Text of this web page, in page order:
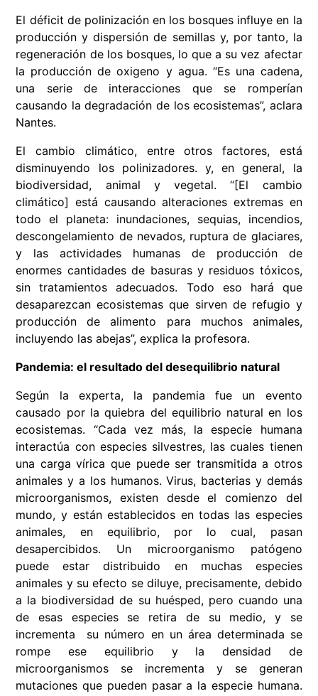
El déficit de polinización en los bosques influye en la
producción y dispersión de semillas y, por tanto, la
regeneración de los bosques, lo que a su vez afectar
la producción de oxigeno y agua​​. “Es una cadena,
una serie de interacciones que se romperían
causando la degradación de los ecosistemas”, aclara
Nantes. ​
El cambio climático, entre otros factores, está
disminuyendo los polinizadores. y, en general, la
biodiversidad, animal y vegetal. “[El cambio
climático] está causando alteraciones extremas en
todo el planeta: inundaciones, sequias, incendios,
descongelamiento de nevados, ruptura de glaciares,
y las actividades humanas de producción de
enormes cantidades de basuras y residuos tóxicos,
sin tratamientos adecuados. Todo eso hará que
desaparezcan ecosistemas que sirven de refugio y
producción de alimento para muchos animales,
incluyendo las abejas”, explica la profesora.
Pandemia: el resultado del desequilibrio natural
Según la experta, la pandemia fue un evento
causado por la quiebra del equilibrio natural en los
ecosistemas. “Cada vez más, la especie humana
interactúa con especies silvestres, las cuales tienen
una carga vírica que puede ser transmitida a otros
animales y a los humanos. Virus, bacterias y demás
microorganismos, existen desde el comienzo del
mundo, y están establecidos en todas las especies
animales, en equilibrio, por lo cual, pasan
desapercibidos. Un microorganismo patógeno
puede estar distribuido en muchas especies
animales y su efecto se diluye, precisamente, debido
a la biodiversidad de su huésped, pero cuando una
de esas especies se retira de su medio, y se
incrementa su número en un área determinada se
rompe ese equilibrio y la densidad de
microorganismos se incrementa y se generan
mutaciones que pueden pasar a la especie humana.